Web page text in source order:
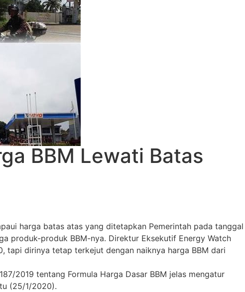
BBM Lewati Batas
harga batas atas yang ditetapkan Pemerintah pada tanggal
produk-produk BBM-nya. Direktur Eksekutif Energy Watch
tapi dirinya tetap terkejut dengan naiknya harga BBM dari
2019 tentang Formula Harga Dasar BBM jelas mengatur
(25/1/2020).